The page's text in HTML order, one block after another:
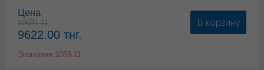
Цена
10691.11
9622.00 тнг.
Экономия 1069.11
В корзину